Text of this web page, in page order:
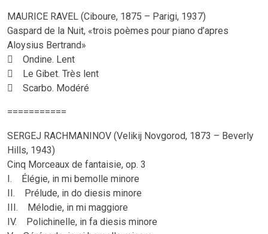
MAURICE RAVEL (Ciboure, 1875 – Parigi, 1937)
Gaspard de la Nuit, «trois poèmes pour piano d’apres
Aloysius Bertrand»
 Ondine. Lent
 Le Gibet. Très lent
 Scarbo. Modéré
===========
SERGEJ RACHMANINOV (Velikij Novgorod, 1873 – Beverly
Hills, 1943)
Cinq Morceaux de fantaisie, op. 3
I. Élégie, in mi bemolle minore
II. Prélude, in do diesis minore
III. Mélodie, in mi maggiore
IV. Polichinelle, in fa diesis minore